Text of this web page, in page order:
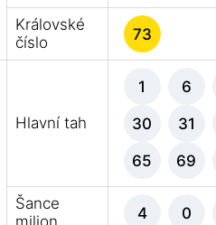
Královské
číslo
73
Hlavní tah
1 6
30 31
65 69
Šance
milion
4 0